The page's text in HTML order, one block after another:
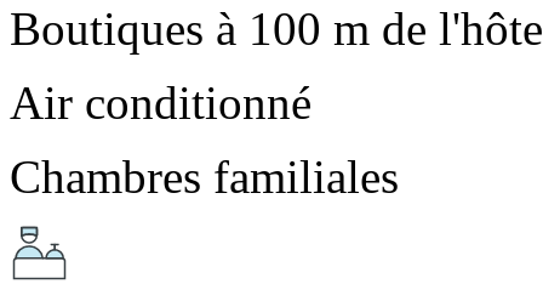
Boutiques à 100 m de
Air conditionné
Chambres familiales